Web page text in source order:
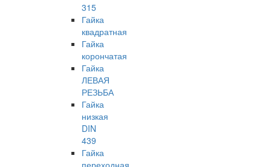
315
Гайка
квадратная
Гайка
корончатая
Гайка
ЛЕВАЯ
РЕЗЬБА
Гайка
низкая
DIN
439
Гайка